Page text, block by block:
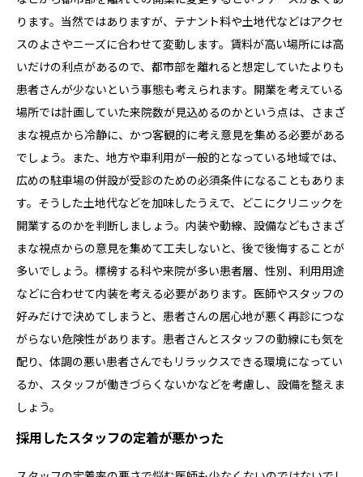
ります。当然ではありますが、テナント料や土地代などはアクセ
スのよさやニーズに合わせて変動します。賃料が高い場所には高
いだけの利点があるので、都市部を離れると想定していたよりも
患者さんが少ないという事態も考えられます。開業を考えている
場所では計画していた来院数が見込めるのかという点は、さまざ
まな視点から冷静に、かつ客観的に考え意見を集める必要がある
でしょう。また、地方や車利用が一般的となっている地域では、
広めの駐車場の併設が受診のための必須条件になることもありま
す。そうした土地代などを加味したうえで、どこにクリニックを
開業するのかを判断しましょう。内装や動線、設備などもさまざ
まな視点からの意見を集めて工夫しないと、後で後悔することが
多いでしょう。標榜する科や来院が多い患者層、性別、利用用途
などに合わせて内装を考える必要があります。医師やスタッフの
好みだけで決めてしまうと、患者さんの居心地が悪く再診につな
がらない危険性があります。患者さんとスタッフの動線にも気を
配り、体調の悪い患者さんでもリラックスできる環境になってい
るか、スタッフが働きづらくないかなどを考慮し、設備を整えま
しょう。
採用したスタッフの定着が悪かった